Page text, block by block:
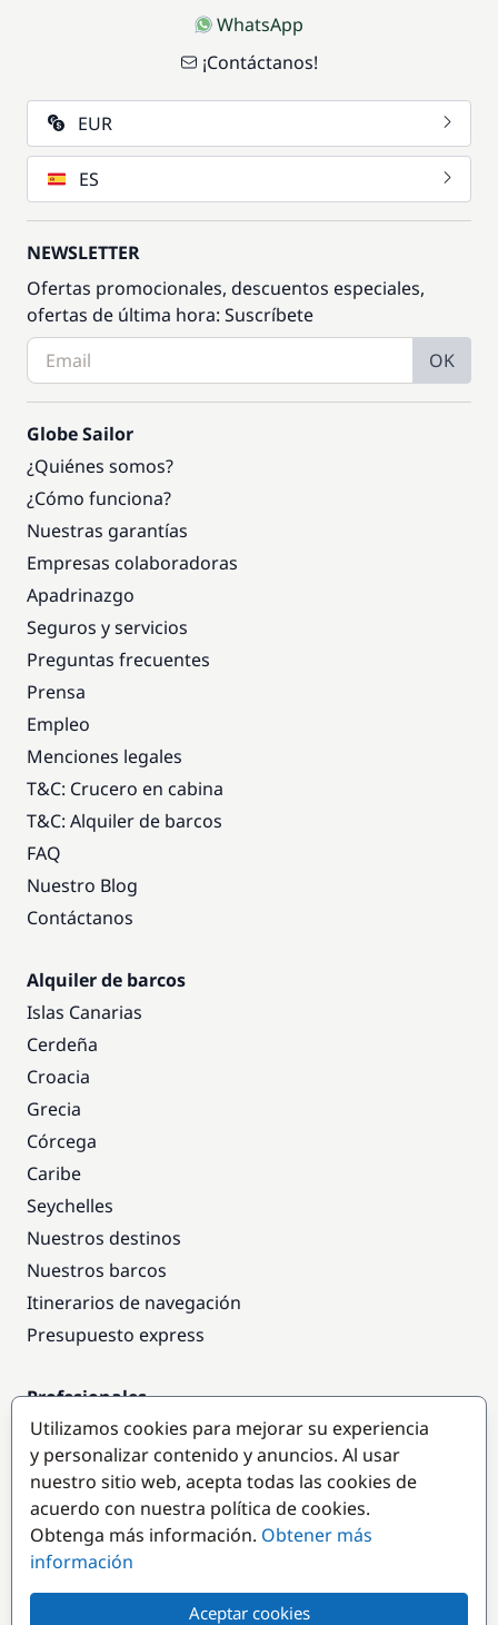
WhatsApp
¡Contáctanos!
EUR
ES
NEWSLETTER
Ofertas promocionales, descuentos especiales,
ofertas de última hora: Suscríbete
OK
Globe Sailor
¿Quiénes somos?
¿Cómo funciona?
Nuestras garantías
Empresas colaboradoras
Apadrinazgo
Seguros y servicios
Preguntas frecuentes
Prensa
Empleo
Menciones legales
T&C: Crucero en cabina
T&C: Alquiler de barcos
FAQ
Nuestro Blog
Contáctanos
Alquiler de barcos
Islas Canarias
Cerdeña
Croacia
Grecia
Córcega
Caribe
Seychelles
Nuestros destinos
Nuestros barcos
Itinerarios de navegación
Presupuesto express
Profesionales
Acceso empresas
Colaborar como empresa
Destinos populares
Utilizamos cookies para mejorar su experiencia
y personalizar contenido y anuncios. Al usar
nuestro sitio web, acepta todas las cookies de
acuerdo con nuestra política de cookies.
Obtenga más información. Obtener más
información
Aceptar cookies